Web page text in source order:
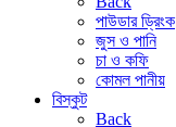
পাউডার ড্রিংক
জুস ও পানি
চা ও কফি
কোমল পানীয়
বিস্কুট
Back